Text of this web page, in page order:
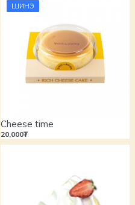
ШИНЭ
Cheese time
20,000₮